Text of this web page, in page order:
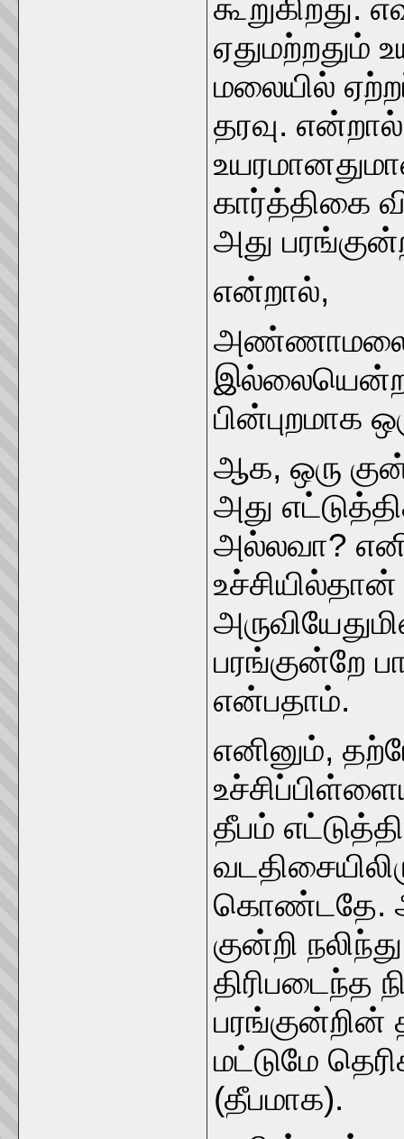
கூறுகிறது.
ஏதுமற்றதும்
மலையில்
தரவு.
கார்த்திகை
அது
என்றால்,
பின்புறமாக
ஆக, ஒரு
அது
அல்லவா?
பரங்குன்றே
என்பதாம்.
எனினும்,
தீபம்
கொண்டதே.
குன்றி
திரிபடைந்த
பரங்குன்றின்
மட்டுமே
(தீபமாக).